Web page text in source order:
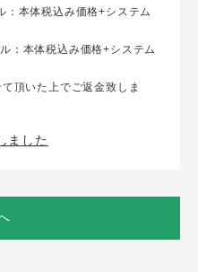
：本体税込み価格+システム
：本体税込み価格+システム
頂いた上でご返金致しま
ました